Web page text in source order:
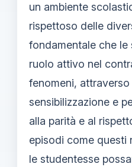
un ambiente
rispettoso delle
fondamentale che le
ruolo attivo nel
fenomeni,
sensibilizzazione e
alla parità e al
episodi come questi
le studentesse